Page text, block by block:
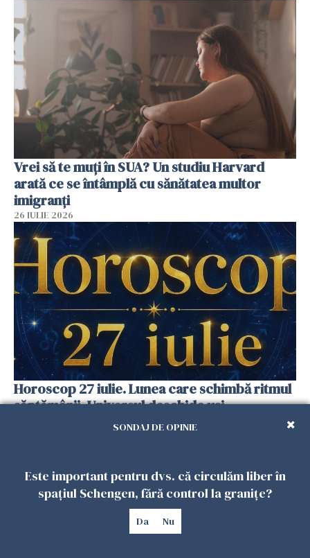
Vrei să te muți în SUA? Un studiu Harvard
arată ce se întâmplă cu sănătatea multor
imigranți
26 IULIE 2026
Horoscop 27 iulie. Lunea care schimbă ritmul
săptămânii. Universul deschide uși
neașteptate pentru unele zodii
SONDAJ DE OPINIE
Este important pentru dvs. că circulăm liber în
spațiul Schengen, fără control la granițe?
Da Nu